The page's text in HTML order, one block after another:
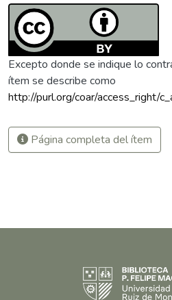
Excepto donde se indique lo
ítem se describe como
http://purl.org/coar/access_right/
Página completa del ítem